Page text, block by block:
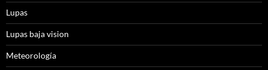
Lupas
Lupas baja vision
Meteorología